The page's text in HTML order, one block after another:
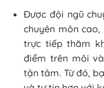
Được đội ngũ
chuyên môn
trực tiếp thăm
điểm trên môi
tận tâm. Từ đó,